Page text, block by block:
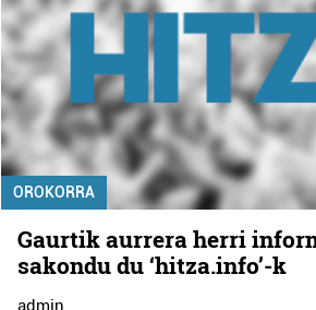
OROKORRA
Gaurtik aurrera herri
sakondu du ‘hitza.info’-k
admin